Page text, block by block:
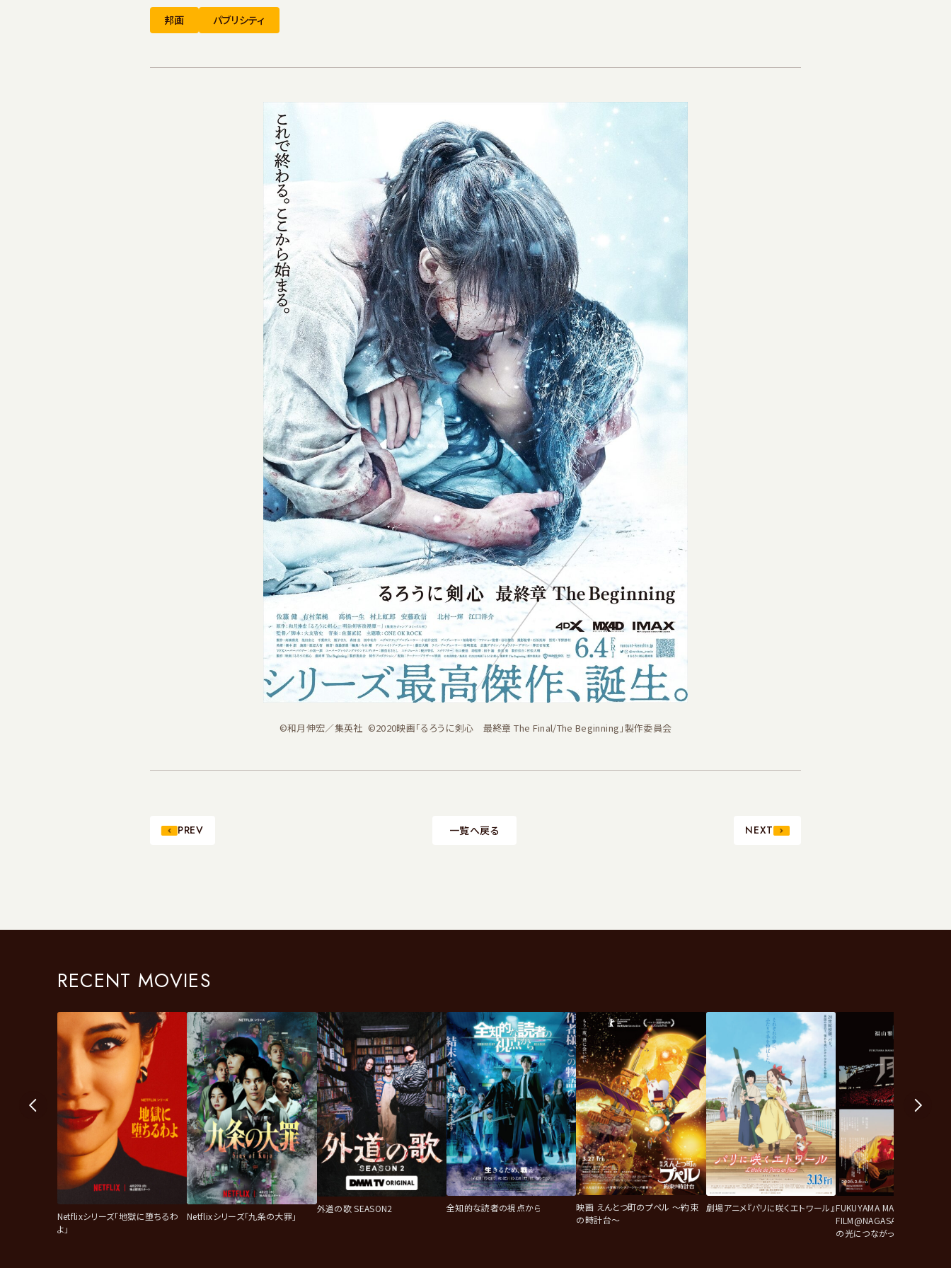
邦画 パブリシティ
©和月伸宏／集英社 ©2020映画「るろうに剣心 最終章 The Final/The Beginning」製作委員会
PREV 一覧へ戻る NEXT
RECENT MOVIES
Netflixシリーズ「地獄に堕ちるわ
よ」
Netflixシリーズ「九条の大罪」
外道の歌 SEASON2 全知的な読者の視点から
映画 えんとつ町のプペル ～約束
の時計台～
劇場アニメ『パリに咲くエトワール』FUKUYAMA MASAHARU LIVE
FILM@NAGASAKI 月光 ずっ
の光につながっていたんだ